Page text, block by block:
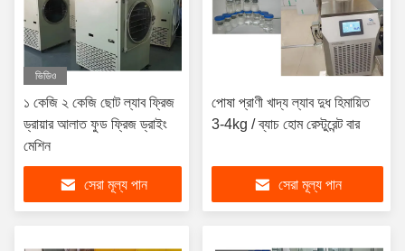
ভিডিও
১ কেজি ২ কেজি ছোট ল্যাব ফ্রিজ
ড্রায়ার আলাত ফুড ফ্রিজ ড্রাইং
মেশিন
সেরা মূল্য পান
পোষা প্রাণী খাদ্য ল্যাব দুধ হিমায়িত
3-4kg / ব্যাচ হোম রেস্টুরেন্ট বার
সেরা মূল্য পান